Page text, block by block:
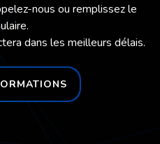
nous ou remplissez le
dans les meilleurs délais.